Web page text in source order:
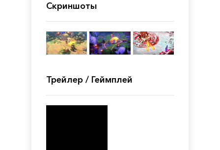
Скриншоты
Трейлер / Геймплей